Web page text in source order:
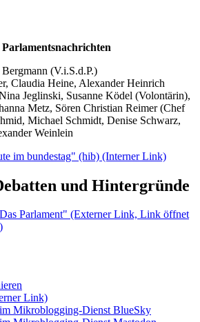
(V.i.S.d.P.)
Claudia Heine, Alexander Heinrich
Jeglinski, Susanne Ködel (Volontärin),
Metz, Sören Christian Reimer (Chef
Michael Schmidt, Denise Schwarz,
Weinlein
im bundestag" (hib) (Interner Link)
und Hintergründe
Parlament" (Externer Link, Link öffnet
Link)
Mikroblogging-Dienst BlueSky